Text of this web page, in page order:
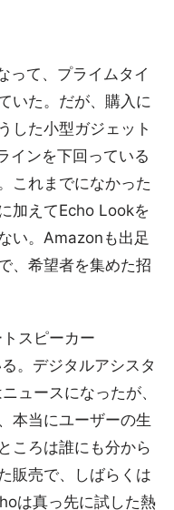
って、プライムタイ
いた。だが、購入に
した小型ガジェット
インを下回っている
これまでになかった
加えてEcho Lookを
い。Amazonも出足
、希望者を集めた招
スピーカー
。デジタルアシスタ
ュースになったが、
本当にユーザーの生
ころは誰にも分から
販売で、しばらくは
は真っ先に試した熱